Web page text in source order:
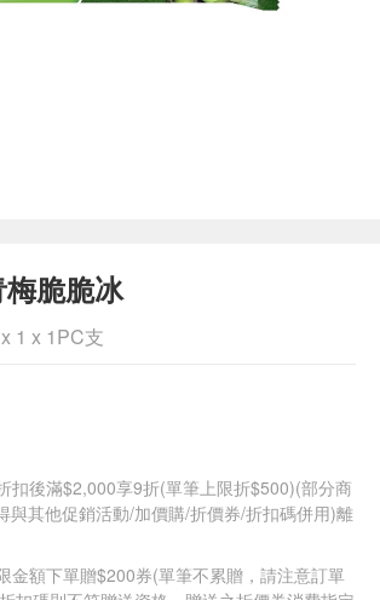
脆脆冰
1 x 1PC支
扣後滿$2,000享9折(單筆上限折$500)(部分商
與其他促銷活動/加價購/折價券/折扣碼併用)離
金額下單贈$200券(單筆不累贈，請注意訂單